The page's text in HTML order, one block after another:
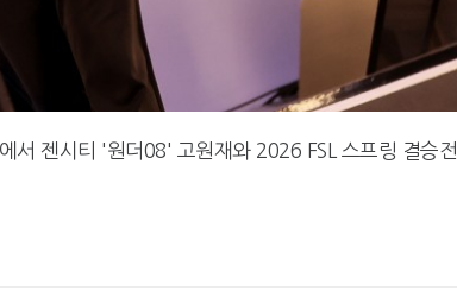
서 젠시티 '원더08' 고원재와 2026 FSL 스프링 결승전